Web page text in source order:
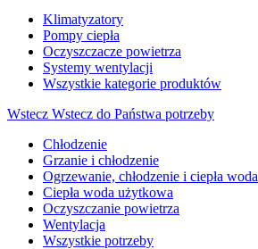
Klimatyzatory
Pompy ciepła
Oczyszczacze powietrza
Systemy wentylacji
Wszystkie kategorie produktów
Wstecz Wstecz do Państwa potrzeby
Chłodzenie
Grzanie i chłodzenie
Ogrzewanie, chłodzenie i ciepła woda
Ciepła woda użytkowa
Oczyszczanie powietrza
Wentylacja
Wszystkie potrzeby